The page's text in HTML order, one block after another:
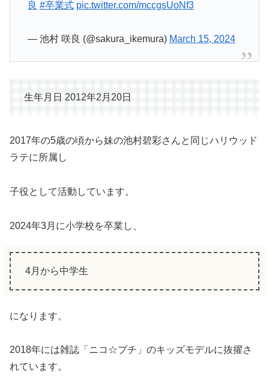
良 #卒業式 pic.twitter.com/mccgsUoNf3
— 池村 咲良 (@sakura_ikemura) March 15, 2024
生年月日 2012年2月20日
2017年の5歳の頃から妹の池村碧彩さんと同じハリウッド
ラテに所属し
子役として活動しています。
2024年3月に小学校を卒業し、
4月から中学生
になります。
2018年には雑誌「ニコ☆プチ」のキッズモデルに抜擢さ
れています。